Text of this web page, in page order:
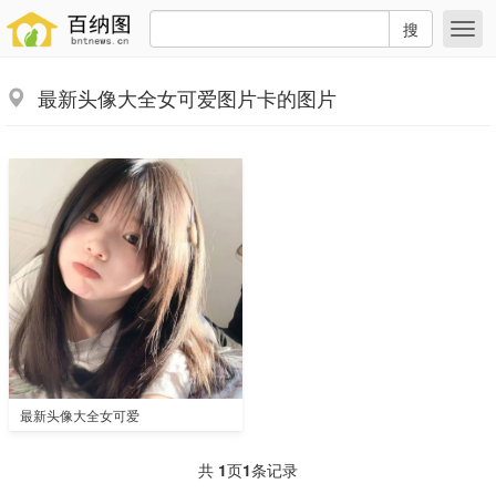
搜
最新头像大全女可爱图片卡的图片
最新头像大全女可爱
共 1页1条记录